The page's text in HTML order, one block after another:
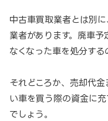
中古車買取業者とは別
業者があります。廃車
なくなった車を処分する
それどころか、売却代
い車を買う際の資金に
でしょう。